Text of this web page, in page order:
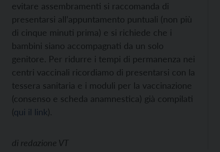
evitare assembramenti si raccomanda di
presentarsi all’appuntamento puntuali (non più
di cinque minuti prima) e si richiede che i
bambini siano accompagnati da un solo
genitore. Per ridurre i tempi di permanenza nei
centri vaccinali ricordiamo di presentarsi con la
tessera sanitaria e i moduli per la vaccinazione
(consenso e scheda anamnestica) già compilati
(qui il link).
di redazione VT